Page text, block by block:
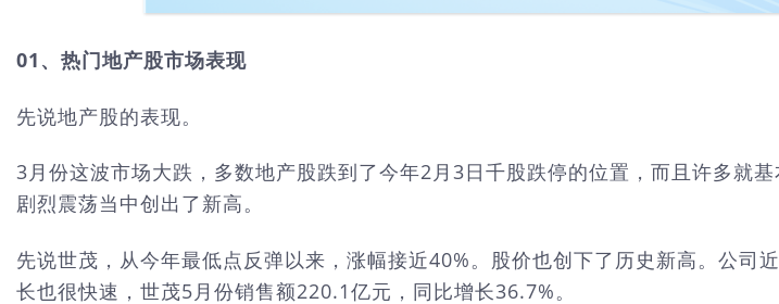
01、热门地产股市场表现
先说地产股的表现。
3月份这波市场大跌，多数地产股跌到了今年2月3日千股跌停的位置，而且许多就
剧烈震荡当中创出了新高。
先说世茂，从今年最低点反弹以来，涨幅接近40%。股价也创下了历史新高。公
长也很快速，世茂5月份销售额220.1亿元，同比增长36.7%。